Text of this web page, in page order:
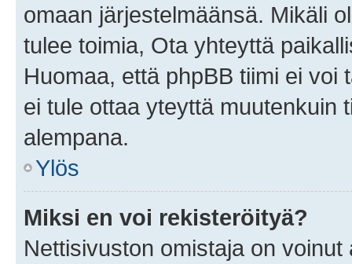
omaan järjestelmäänsä. Mikäli
tulee toimia, Ota yhteyttä
Huomaa, että phpBB tiimi ei
ei tule ottaa yteyttä muutenkuin
alempana.
Ylös
Miksi en voi rekisteröityä?
Nettisivuston omistaja on